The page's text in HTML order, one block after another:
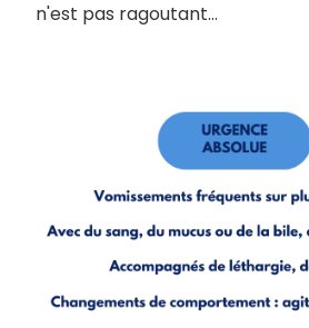
n'est pas ragoutant...